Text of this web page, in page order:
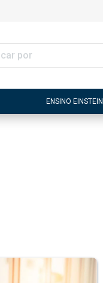
ENSINO EINSTEIN